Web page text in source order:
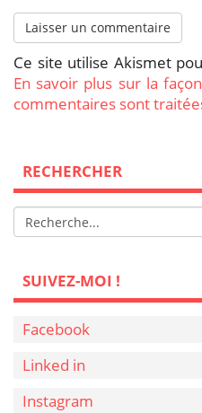
Ce site utilise Akismet
En savoir plus sur la
commentaires sont
RECHERCHER
SUIVEZ-MOI !
Facebook
Linked in
Instagram